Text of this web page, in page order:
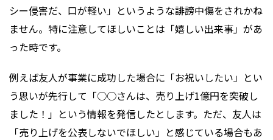
シー侵害だ、口が軽い」というような誹謗中傷をされかね
ません。特に注意してほしいことは「嬉しい出来事」があ
った時です。
例えば友人が事業に成功した場合に「お祝いしたい」とい
う思いが先行して「○○さんは、売り上げ1億円を突破し
ました！」という情報を発信したとします。ただ、友人は
「売り上げを公表しないでほしい」と感じている場合もあ